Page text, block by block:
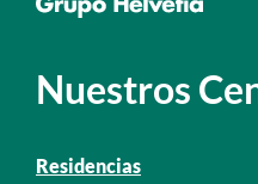
Nuestros
Residencias